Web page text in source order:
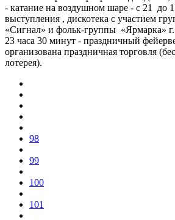
- катание на воздушном шаре - с 21 до
выступления , дискотека с
«Сигнал» и фольк-группы «Ярмарка»
23 часа 30 минут - праздничный
организована праздничная торговля
лотерея).
98
99
100
101